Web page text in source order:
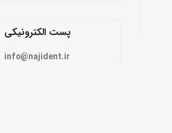
پست الکترونیکی
info@najident.ir